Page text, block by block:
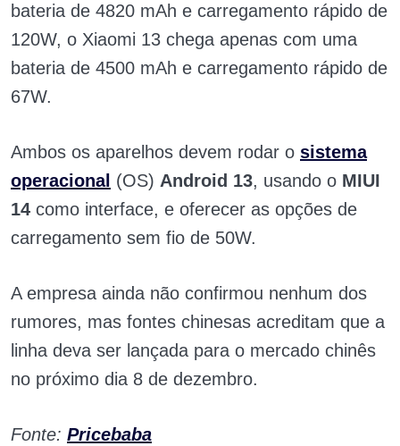
bateria de 4820 mAh e carregamento rápido de
120W, o Xiaomi 13 chega apenas com uma
bateria de 4500 mAh e carregamento rápido de
67W.
Ambos os aparelhos devem rodar o sistema
operacional (OS) Android 13, usando o MIUI
14 como interface, e oferecer as opções de
carregamento sem fio de 50W.
A empresa ainda não confirmou nenhum dos
rumores, mas fontes chinesas acreditam que a
linha deva ser lançada para o mercado chinês
no próximo dia 8 de dezembro.
Fonte: Pricebaba